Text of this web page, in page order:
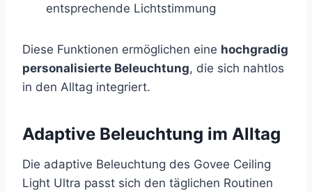
entsprechende Lichtstimmung
Diese Funktionen ermöglichen eine hochgradig
personalisierte Beleuchtung, die sich nahtlos
in den Alltag integriert.
Adaptive Beleuchtung im Alltag
Die adaptive Beleuchtung des Govee Ceiling
Light Ultra passt sich den täglichen Routinen